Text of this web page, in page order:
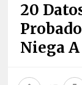
20
Niega